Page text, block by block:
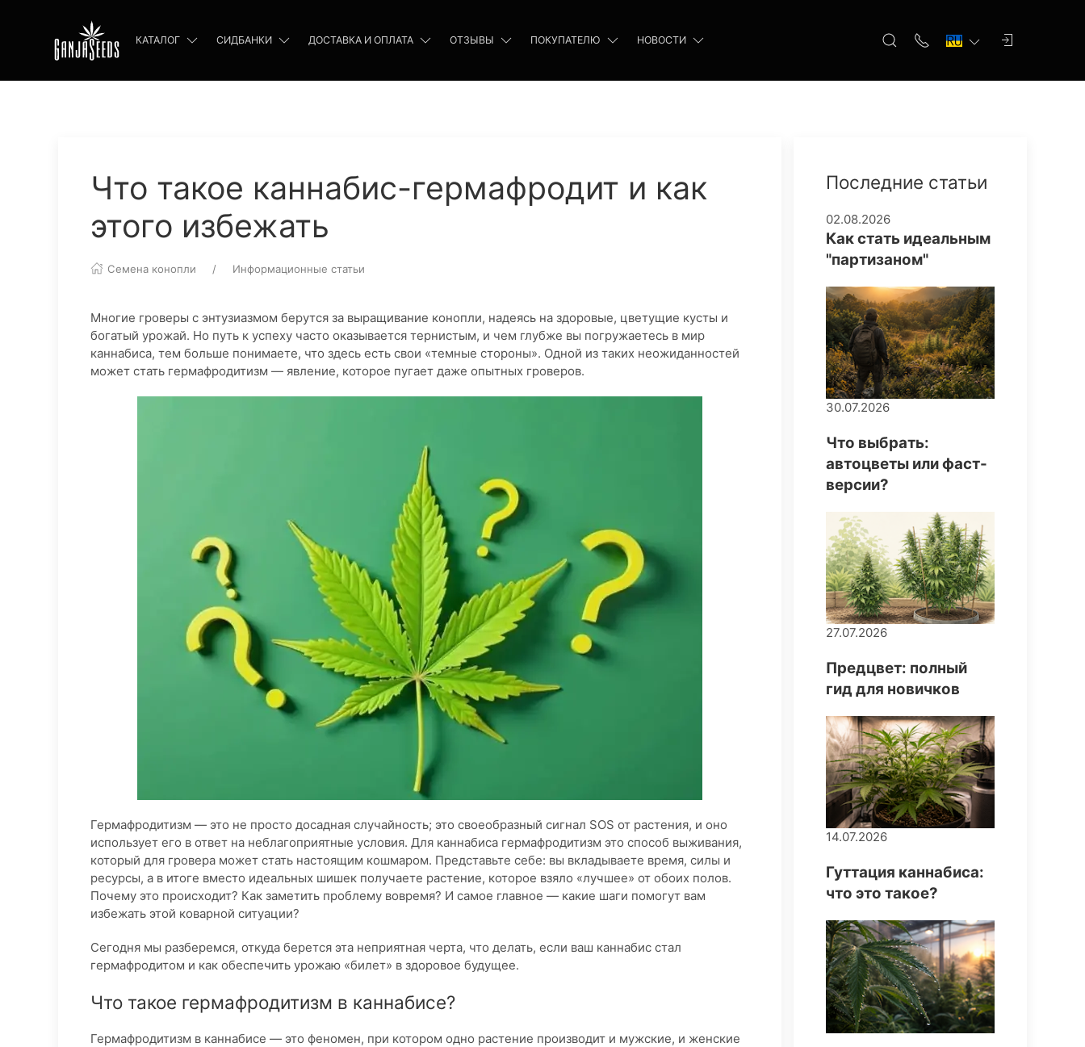
КАТАЛОГ СИДБАНКИ ДОСТАВКА И ОПЛАТА ОТЗЫВЫ ПОКУПАТЕЛЮ НОВОСТИ
Что такое каннабис-гермафродит и как
этого избежать
Семена конопли Информационные статьи
Многие гроверы с энтузиазмом берутся за выращивание конопли, надеясь на здоровые, цветущие кусты и
богатый урожай. Но путь к успеху часто оказывается тернистым, и чем глубже вы погружаетесь в мир
каннабиса, тем больше понимаете, что здесь есть свои «темные стороны». Одной из таких неожиданностей
может стать гермафродитизм — явление, которое пугает даже опытных гроверов.
Гермафродитизм — это не просто досадная случайность; это своеобразный сигнал SOS от растения, и оно
использует его в ответ на неблагоприятные условия. Для каннабиса гермафродитизм это способ выживания,
который для гровера может стать настоящим кошмаром. Представьте себе: вы вкладываете время, силы и
ресурсы, а в итоге вместо идеальных шишек получаете растение, которое взяло «лучшее» от обоих полов.
Почему это происходит? Как заметить проблему вовремя? И самое главное — какие шаги помогут вам
избежать этой коварной ситуации?
Сегодня мы разберемся, откуда берется эта неприятная черта, что делать, если ваш каннабис стал
гермафродитом и как обеспечить урожаю «билет» в здоровое будущее.
Что такое гермафродитизм в каннабисе?
Гермафродитизм в каннабисе — это феномен, при котором одно растение производит и мужские, и женские
Последние статьи
02.08.2026
Как стать идеальным
"партизаном"
30.07.2026
Что выбрать:
автоцветы или фаст-
версии?
27.07.2026
Предцвет: полный
гид для новичков
14.07.2026
Гуттация каннабиса:
что это такое?